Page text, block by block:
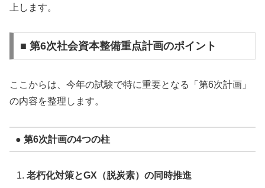
上します。
■ 第6次社会資本整備重点計画のポイント
ここからは、今年の試験で特に重要となる「第6次計画」
の内容を整理します。
● 第6次計画の4つの柱
老朽化対策とGX（脱炭素）の同時推進